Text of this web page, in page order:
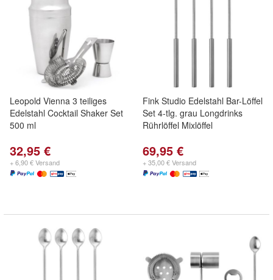
Leopold Vienna 3 teiliges
Edelstahl Cocktail Shaker Set
500 ml
32,95 €
+ 6,90 € Versand
Fink Studio Edelstahl Bar-Löffel
Set 4-tlg. grau Longdrinks
Rührlöffel Mixlöffel
69,95 €
+ 35,00 € Versand